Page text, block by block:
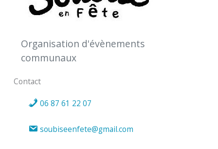
Organisation d'évènements
communaux
Contact
06 87 61 22 07
soubiseenfete@gmail.com